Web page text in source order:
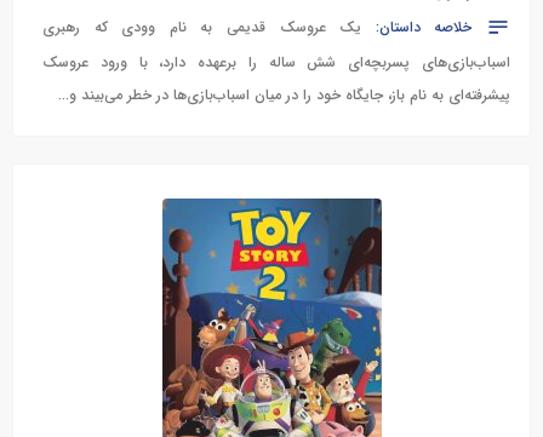
خلاصه داستان: یک عروسک قدیمی به نام وودی که رهبری
اسباب‌بازی‌های پسربچه‌ای شش ساله را برعهده دارد، با ورود عروسک
پیشرفته‌ای به نام باز، جایگاه خود را در میان اسباب‌بازی‌ها در خطر می‌بیند و...